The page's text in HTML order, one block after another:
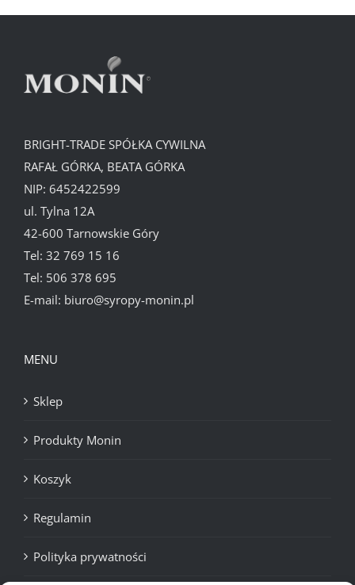
BRIGHT-TRADE SPÓŁKA CYWILNA
RAFAŁ GÓRKA, BEATA GÓRKA
NIP: 6452422599
ul. Tylna 12A
42-600 Tarnowskie Góry
Tel: 32 769 15 16
Tel: 506 378 695
E-mail: biuro@syropy-monin.pl
MENU
Sklep
Produkty Monin
Koszyk
Regulamin
Polityka prywatności